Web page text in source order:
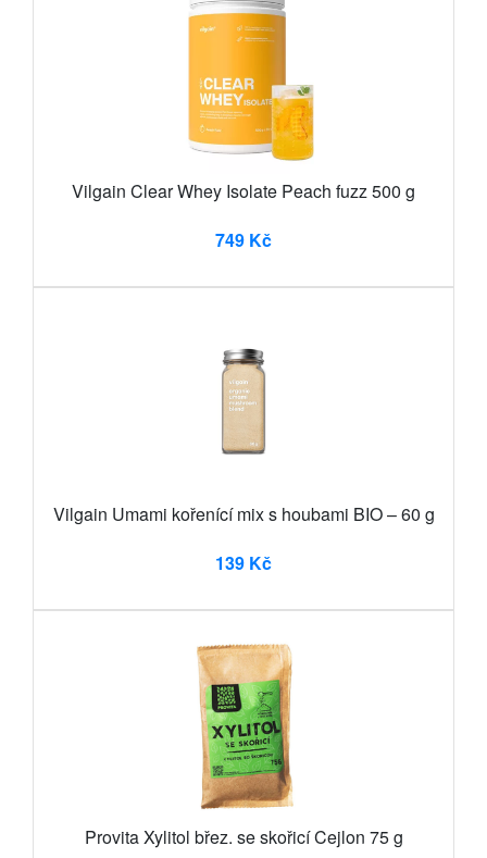
Vilgain Clear Whey Isolate Peach fuzz 500 g
749 Kč
Vilgain Umami kořenící mix s houbami BIO – 60 g
139 Kč
Provita Xylitol břez. se skořicí Cejlon 75 g